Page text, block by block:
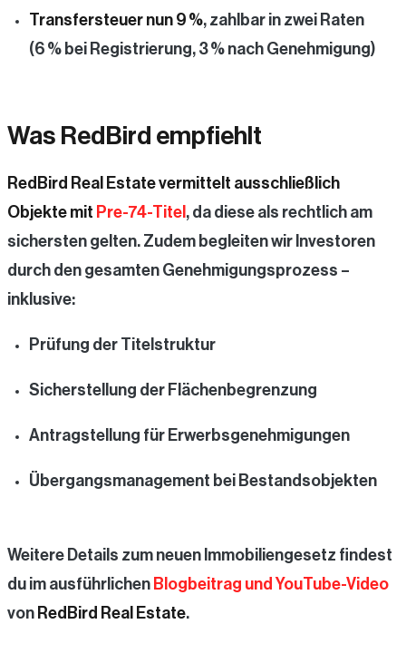
Transfersteuer nun 9 %, zahlbar in zwei Raten
(6 % bei Registrierung, 3 % nach Genehmigung)
Was RedBird empfiehlt
RedBird Real Estate vermittelt ausschließlich
Objekte mit Pre-74-Titel , da diese als rechtlich am
sichersten gelten. Zudem begleiten wir Investoren
durch den gesamten Genehmigungsprozess –
inklusive:
Prüfung der Titelstruktur
Sicherstellung der Flächenbegrenzung
Antragstellung für Erwerbsgenehmigungen
Übergangsmanagement bei Bestandsobjekten
Weitere Details zum neuen Immobiliengesetz findest
du im ausführlichen Blogbeitrag und YouTube-Video
von RedBird Real Estate.